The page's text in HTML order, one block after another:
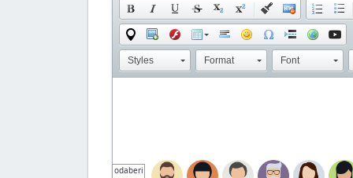
Styles Format Font
odaberi